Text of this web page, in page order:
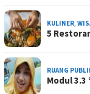
KULINER
5
RUANG
Modul